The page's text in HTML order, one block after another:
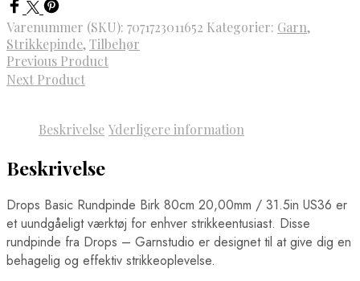
Varenummer (SKU): 7071723011652 Kategorier: Garn,
Strikkepinde,Tilbehør
Previous Product
Next Product
Beskrivelse Yderligere information
Beskrivelse
Drops Basic Rundpinde Birk 80cm 20,00mm / 31.5in US36 er
et uundgåeligt værktøj for enhver strikkeentusiast. Disse
rundpinde fra Drops – Garnstudio er designet til at give dig en
behagelig og effektiv strikkeoplevelse.